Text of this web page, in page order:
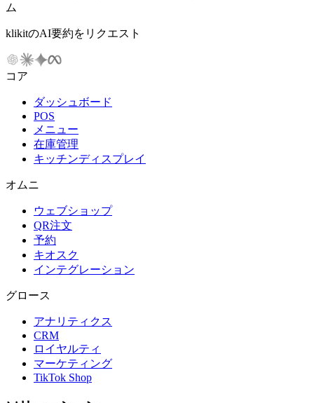
ム
klikitのAI要約をリクエスト
コア
ダッシュボード
POS
メニュー
在庫管理
キッチンディスプレイ
オムニ
ウェブショップ
QR注文
予約
キオスク
インテグレーション
グロース
アナリティクス
CRM
ロイヤルティ
マーケティング
TikTok Shop